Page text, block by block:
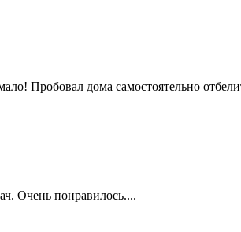
Пробовал дома самостоятельно
Очень понравилось....